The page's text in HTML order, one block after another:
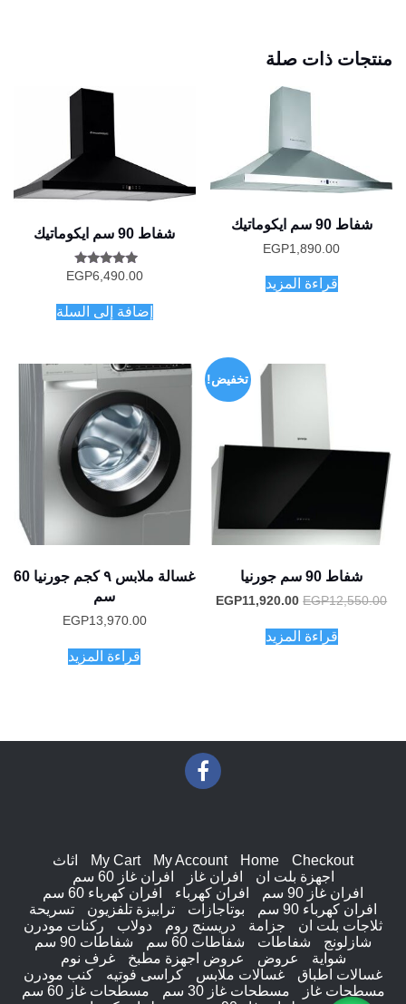
منتجات ذات صلة
شفاط 90 سم ايكوماتيك
EGP1,890.00
قراءة المزيد
شفاط 90 سم ايكوماتيك
تم التقييمEGP6,490.00
إضافة إلى السلة
تخفيض!
شفاط 90 سم جورنيا
EGP12,550.00
السعر
هو:
EGP12,550.00.
EGP11,920.00
السعر
قراءة المزيد
غسالة ملابس ٩ كجم جورنيا 60
سم
EGP13,970.00
قراءة المزيد
Checkout
Home
My Account
My Cart
اثاث
اجهزة بلت ان
افران غاز
افران غاز 60 سم
افران غاز 90 سم
افران كهرباء
افران كهرباء 60 سم
افران كهرباء 90 سم
بوتاجازات ترابيزة تلفزيون
تسريحة
ثلاجات بلت ان
جزامة دريسنج روم دولاب
ركنات مودرن
شازلونج
شفاطات شفاطات 60 سم
شفاطات 90 سم
شواية
عروض عروض اجهزة مطبخ
غرف نوم
غسالات اطباق
غسالات ملابس كراسى فوتيه
كنب مودرن
مسطحات غاز
مسطحات غاز 30 سم
مسطحات غاز 60 سم